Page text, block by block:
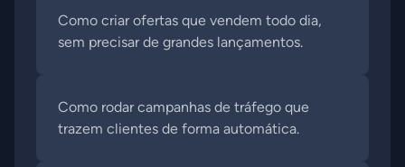
Como criar ofertas que vendem todo dia,
sem precisar de grandes lançamentos.
Como rodar campanhas de tráfego que
trazem clientes de forma automática.